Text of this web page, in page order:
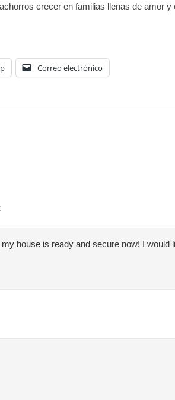
crecer en familias llenas de amor y
Correo electrónico
house is ready and secure now! I